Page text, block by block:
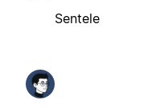
Sentele